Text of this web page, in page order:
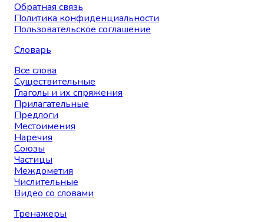
Обратная связь
Политика конфиденциальности
Пользовательское соглашение
Словарь
Все слова
Существительные
Глаголы и их спряжения
Прилагательные
Предлоги
Местоимения
Наречия
Союзы
Частицы
Междометия
Числительные
Видео со словами
Тренажеры